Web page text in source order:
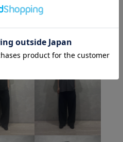
ステッチ
スポーツウェア スリット
ポリエステル ミニマル
リラックス感 上品
通気性 高級感